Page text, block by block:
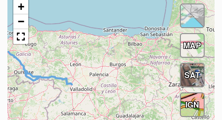
+
−
MAP
SAT
IGN